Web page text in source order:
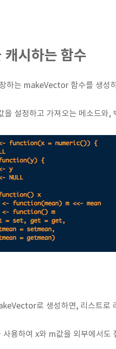
캐시하는 함수
하는 makeVector 함수를 생성
을 설정하고 가져오는 메소드와
로 생성하면, 리스트
용하여 x와 m값을 외부에서도